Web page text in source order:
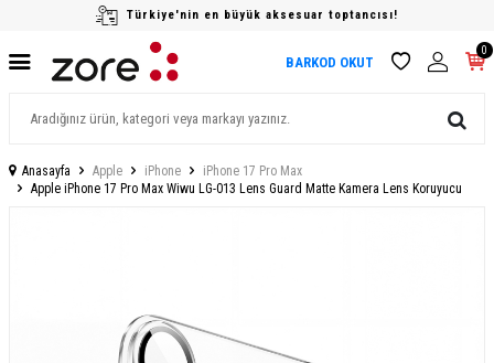
Türkiye'nin en büyük aksesuar toptancısı!
BARKOD OKUT
0
Anasayfa Apple iPhone
iPhone 17 Pro Max
Apple iPhone 17 Pro​ Max Wiwu LG-013 Lens Guard Matte Kamera Lens Koruyucu